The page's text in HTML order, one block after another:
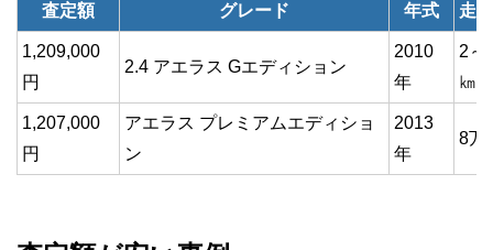
査定額 グレード 年式 走
1,209,000
円
2.4 アエラス Gエディション
2010
年
2～
㎞
1,207,000
円
アエラス プレミアムエディショ
ン
2013
年
8万